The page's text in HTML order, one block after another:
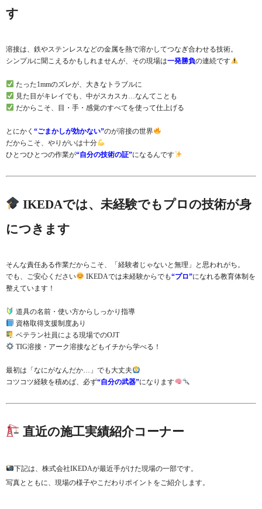
す
溶接は、鉄やステンレスなどの金属を熱で溶かしてつなぎ合わせる技術。
シンプルに聞こえるかもしれませんが、その現場は一発勝負の連続です
たった1mmのズレが、大きなトラブルに
見た目がキレイでも、中がスカスカ…なんてことも
だからこそ、目・手・感覚のすべてを使って仕上げる
とにかく “ごまかしが効かない”のが溶接の世界
だからこそ、やりがいは十分
ひとつひとつの作業が“自分の技術の証”になるんです
IKEDAでは、未経験でもプロの技術が身
につきます
そんな責任ある作業だからこそ、「経験者じゃないと無理」と思われがち。
でも、ご安心ください
IKEDAでは未経験からでも“プロ”になれる教育体制を
整えています！
道具の名前・使い方からしっかり指導
資格取得支援制度あり
ベテラン社員による現場でのOJT
TIG溶接・アーク溶接などもイチから学べる！
最初は「なにがなんだか…」でも大丈夫
コツコツ経験を積めば、必ず“自分の武器”になります
直近の施工実績紹介コーナー
下記は、株式会社IKEDAが最近手がけた現場の一部です。
写真とともに、現場の様子やこだわりポイントをご紹介します。